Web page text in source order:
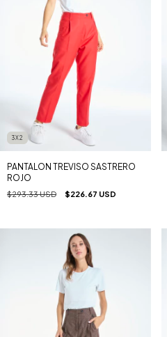
3X2
PANTALON TREVISO SASTRERO
ROJO
$293.33 USD $226.67 USD